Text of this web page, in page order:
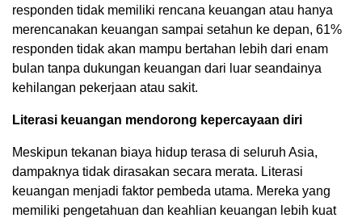
responden tidak memiliki rencana keuangan atau hanya
merencanakan keuangan sampai setahun ke depan, 61%
responden tidak akan mampu bertahan lebih dari enam
bulan tanpa dukungan keuangan dari luar seandainya
kehilangan pekerjaan atau sakit.
Literasi keuangan mendorong kepercayaan diri
Meskipun tekanan biaya hidup terasa di seluruh Asia,
dampaknya tidak dirasakan secara merata. Literasi
keuangan menjadi faktor pembeda utama. Mereka yang
memiliki pengetahuan dan keahlian keuangan lebih kuat